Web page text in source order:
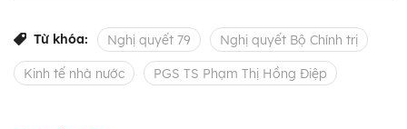
Từ khóa: Nghị quyết 79 Nghị quyết Bộ Chính trị
Kinh tế nhà nước PGS TS Phạm Thị Hồng Điệp